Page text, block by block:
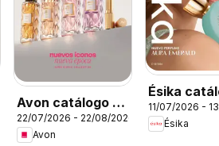
Avon catálogo -
Campaña 12
22/07/2026 - 22/08/2026
Avon
Ésika
Campaña
11/07/2026 -
Ésika